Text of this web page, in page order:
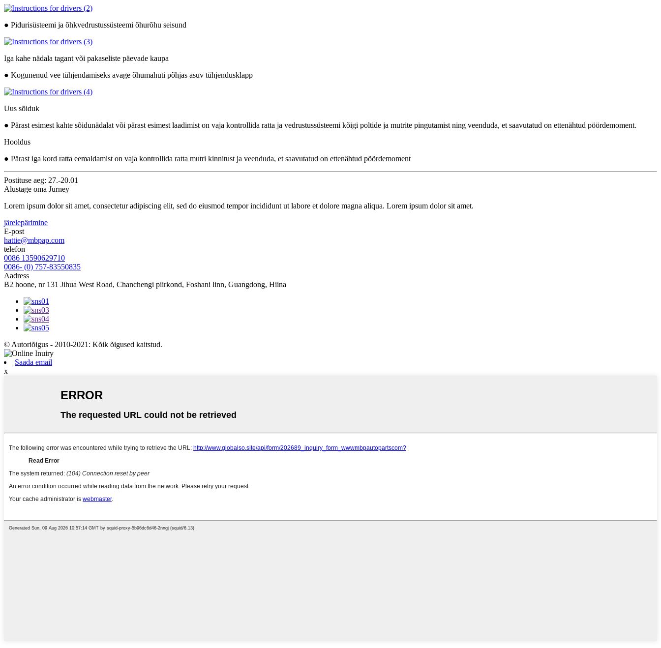
● Pidurisüsteemi ja õhkvedrustussüsteemi õhurõhu seisund
Iga kahe nädala tagant või pakaseliste päevade kaupa
● Kogunenud vee tühjendamiseks avage õhumahuti põhjas asuv tühjendusklapp
Uus sõiduk
● Pärast esimest kahte sõidunädalat või pärast esimest laadimist on vaja kontrollida ratta ja vedrustussüsteemi kõigi poltide ja mutrite pingutamist ning veenduda, et saavutatud on ettenähtud pöördemoment.
Hooldus
● Pärast iga kord ratta eemaldamist on vaja kontrollida ratta mutri kinnitust ja veenduda, et saavutatud on ettenähtud pöördemoment
Postituse aeg: 27.-20.01
Alustage oma Jurney
Lorem ipsum dolor sit amet, consectetur adipiscing elit, sed do eiusmod tempor incididunt ut labore et dolore magna aliqua. Lorem ipsum dolor sit amet.
järelepärimine
E-post
hattie@mbpap.com
telefon
0086 13590629710
0086- (0) 757-83550835
Aadress
B2 hoone, nr 131 Jihua West Road, Chanchengi piirkond, Foshani linn, Guangdong, Hiina
© Autoriõigus - 2010-2021: Kõik õigused kaitstud.
Saada email
x